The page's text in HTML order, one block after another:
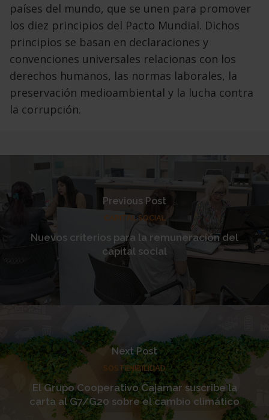
países del mundo, que se unen para promover
los diez principios del Pacto Mundial. Dichos
principios se basan en declaraciones y
convenciones universales relacionas con los
derechos humanos, las normas laborales, la
preservación medioambiental y la lucha contra
la corrupción.
Previous Post
CAPITAL SOCIAL
Nuevos criterios para la remuneración del
capital social
Next Post
SOSTENIBILIDAD
El Grupo Cooperativo Cajamar suscribe la
carta al G7/G20 sobre el cambio climático